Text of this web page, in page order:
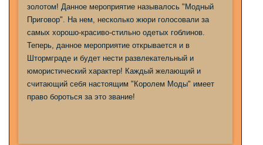
золотом! Данное мероприятие называлось "Модный
Приговор". На нем, несколько жюри голосовали за
самых хорошо-красиво-стильно одетых гоблинов.
Теперь, данное мероприятие открывается и в
Штормграде и будет нести развлекательный и
юмористический характер! Каждый желающий и
считающий себя настоящим "Королем Моды" имеет
право бороться за это звание!